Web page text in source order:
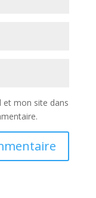
et mon site dans